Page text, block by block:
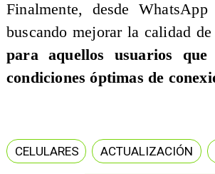
Finalmente, desde WhatsApp
buscando mejorar la calidad
para aquellos usuarios que
condiciones óptimas de
CELULARES ACTUALIZACIÓN